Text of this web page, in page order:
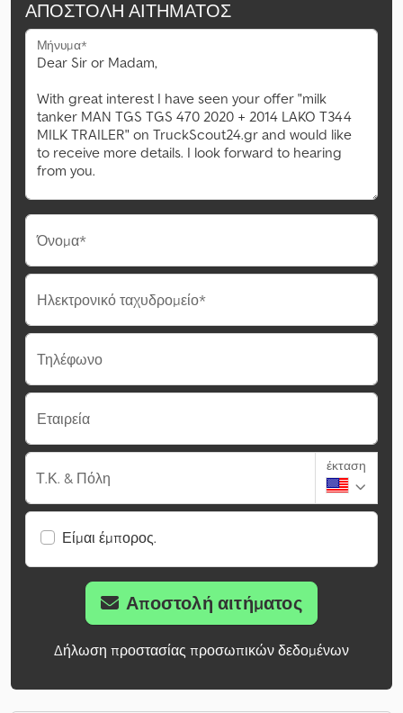
ΑΠΟΣΤΟΛΉ ΑΙΤΉΜΑΤΟΣ
Μήνυμα*
Όνομα*
Ηλεκτρονικό ταχυδρομείο*
Τηλέφωνο
Εταιρεία
Τ.Κ. & Πόλη
έκταση
Είμαι έμπορος.
Αποστολή αιτήματος
Δήλωση προστασίας προσωπικών δεδομένων